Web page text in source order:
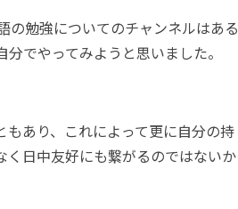
勉強についてのチャンネルはある
でやってみようと思いました。
あり、これによって更に自分の持
く日中友好にも繋がるのではないか